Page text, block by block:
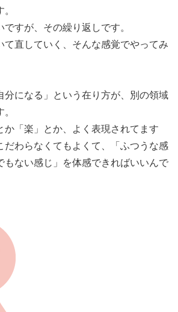
すが、その繰り返しです。
て直していく、そんな感覚でやってみ
分になる」という在り方が、別の領域
か「楽」とか、よく表現されてます
だわらなくてもよくて、「ふつうな感
もない感じ」を体感できればいいんで